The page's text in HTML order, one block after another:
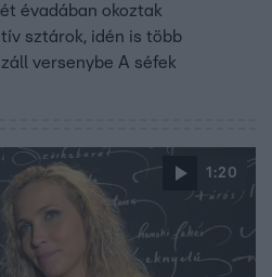
évadában okoztak
sztárok, idén is több
versenybe A séfek
1:20